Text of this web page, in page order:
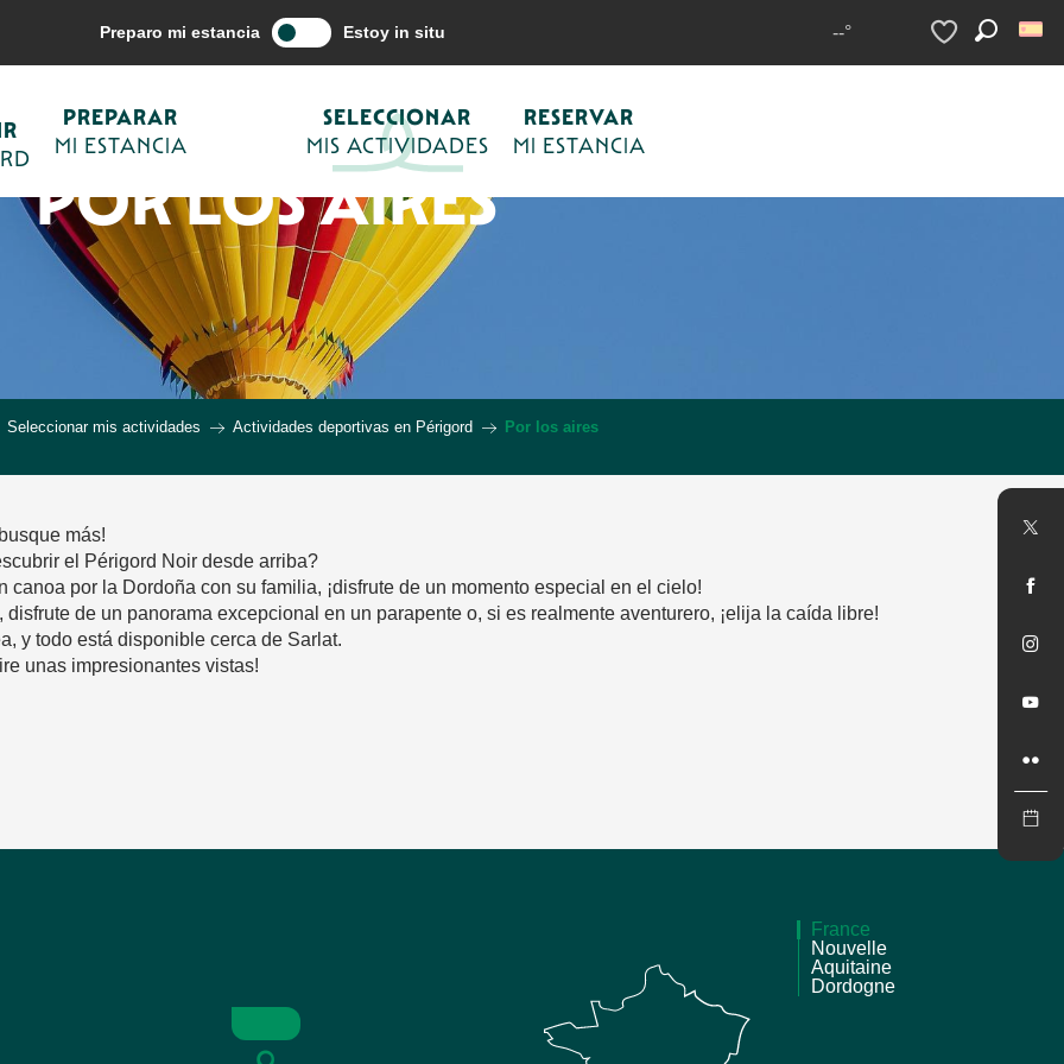
Preparo mi estancia Estoy in situ --°
Voir les favoris
PREPARAR
MI ESTANCIA
SELECCIONAR
MIS ACTIVIDADES
RESERVAR
MI ESTANCIA
POR LOS AIRES
Seleccionar mis actividades Actividades deportivas en Périgord Por los aires
más!
el Périgord Noir desde arriba?
por la Dordoña con su familia, ¡disfrute de un momento especial en el cielo!
de un panorama excepcional en un parapente o, si es realmente aventurero, ¡elija la caída libre!
y todo está disponible cerca de Sarlat.
unas impresionantes vistas!
France
Nouvelle
Aquitaine
Dordogne